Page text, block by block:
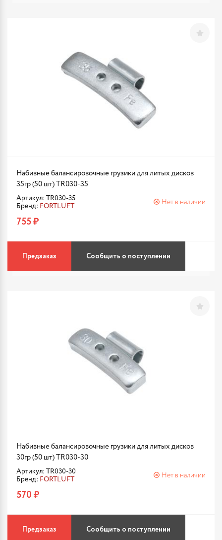
Набивные балансировочные грузики для литых дисков
35гр (50 шт) TR030-35
Артикул: TR030-35
Бренд: FORTLUFT
Нет в наличии
755 ₽
Предзаказ Сообщить о поступлении
Набивные балансировочные грузики для литых дисков
30гр (50 шт) TR030-30
Артикул: TR030-30
Бренд: FORTLUFT
Нет в наличии
570 ₽
Предзаказ Сообщить о поступлении